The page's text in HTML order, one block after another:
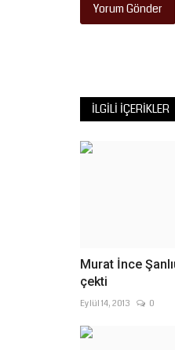
Yorum Gönder
İLGILI İÇERIKLER
Murat İnce
çekti
Eylül 14, 2013 0